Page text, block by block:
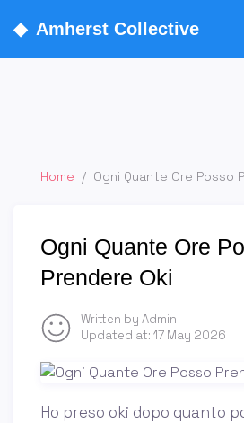
◆ Amherst Collective
Home / Ogni Quante Ore Posso
Ogni Quante Ore
Prendere Oki
Written by Admin
Updated at: 17 May 2026
Ho preso oki dopo quanto